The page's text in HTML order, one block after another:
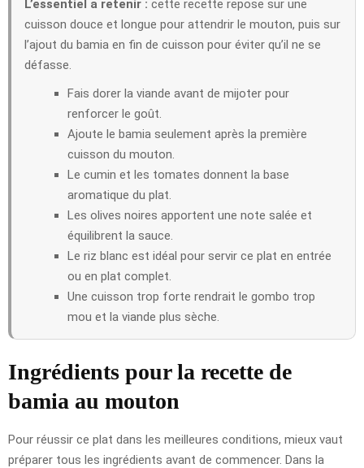
L’essentiel a retenir : cette recette repose sur une
cuisson douce et longue pour attendrir le mouton, puis sur
l’ajout du bamia en fin de cuisson pour éviter qu’il ne se
défasse.
Fais dorer la viande avant de mijoter pour
renforcer le goût.
Ajoute le bamia seulement après la première
cuisson du mouton.
Le cumin et les tomates donnent la base
aromatique du plat.
Les olives noires apportent une note salée et
équilibrent la sauce.
Le riz blanc est idéal pour servir ce plat en entrée
ou en plat complet.
Une cuisson trop forte rendrait le gombo trop
mou et la viande plus sèche.
Ingrédients pour la recette de
bamia au mouton
Pour réussir ce plat dans les meilleures conditions, mieux vaut
préparer tous les ingrédients avant de commencer. Dans la